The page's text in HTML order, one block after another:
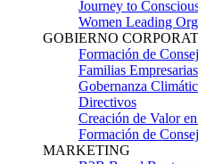
Journey to
Women Leading
GOBIERNO
Formación de
Familias
Gobernanza
Directivos
Creación de Valor
Formación de
MARKETING